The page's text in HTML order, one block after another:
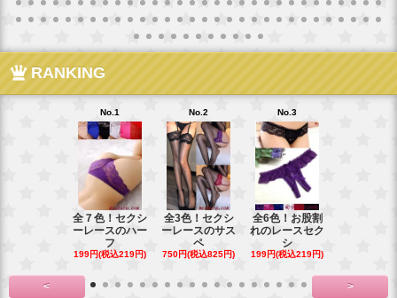
RANKING
No.1
全７色！セクシ
ーレースのハー
フ
199円(税込219円)
No.2
全3色！セクシ
ーレースのサス
ペ
750円(税込825円)
No.3
全6色！お股割
れのレースセク
シ
199円(税込219円)
< >